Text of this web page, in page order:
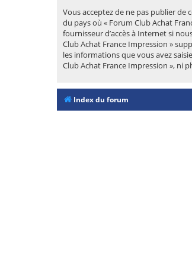
Vous acceptez de ne pas publier
du pays où « Forum Club Achat
fournisseur d’accès à Internet si
Club Achat France Impression »
les informations que vous avez
Club Achat France Impression », ni
Index du forum